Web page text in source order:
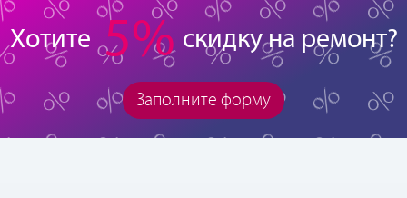
Хотите 5% скидку на ремонт?
Заполните форму